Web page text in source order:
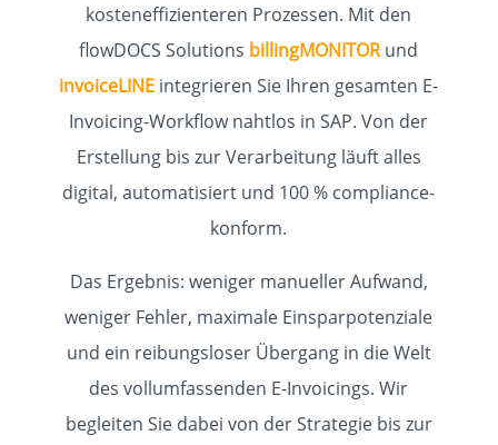
kosteneffizienteren Prozessen. Mit den
flowDOCS Solutions billingMONITORund
invoiceLINE integrieren Sie Ihren gesamten E-
Invoicing-Workflow nahtlos in SAP. Von der
Erstellung bis zur Verarbeitung läuft alles
digital, automatisiert und 100 % compliance-
konform.
Das Ergebnis: weniger manueller Aufwand,
weniger Fehler, maximale Einsparpotenziale
und ein reibungsloser Übergang in die Welt
des vollumfassenden E-Invoicings. Wir
begleiten Sie dabei von der Strategie bis zur